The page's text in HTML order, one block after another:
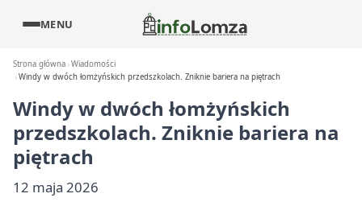
MENU
Strona główna Wiadomości
Windy w dwóch łomżyńskich przedszkolach. Zniknie bariera na piętrach
Windy w dwóch łomżyńskich
przedszkolach. Zniknie bariera na
piętrach
12 maja 2026